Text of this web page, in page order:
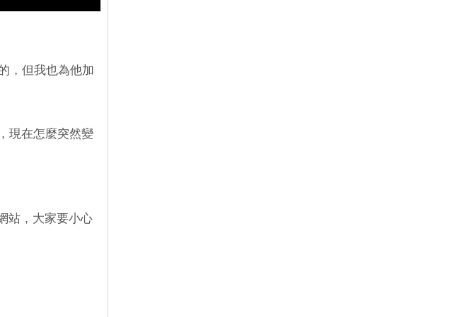
，但我也為他加
現在怎麼突然變
站，大家要小心